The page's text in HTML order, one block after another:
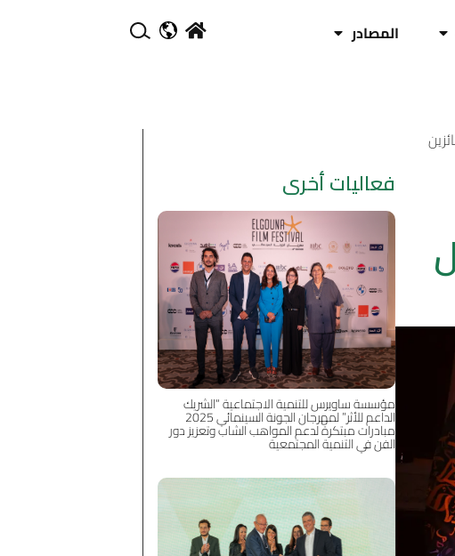
المصادر
فعاليات أخرى
مؤسسة ساويرس للتنمية الاجتماعية “الشريك
الداعم للأثر” لمهرجان الجونة السينمائي 2025
مبادرات مبتكرة لدعم المواهب الشاب وتعزيز دور
الفن في التنمية المجتمعية